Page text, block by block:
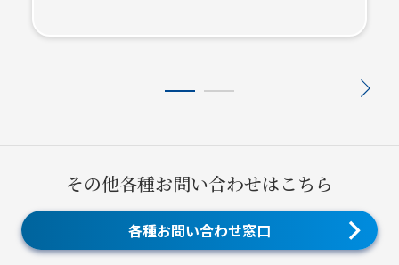
その他各種お問い合わせはこちら
各種お問い合わせ窓口